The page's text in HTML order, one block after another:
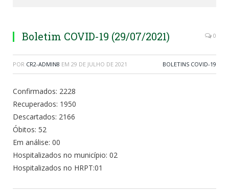
Boletim COVID-19 (29/07/2021) 0
POR CR2-ADMIN8 EM 29 DE JULHO DE 2021 BOLETINS COVID-19
Confirmados: 2228
Recuperados: 1950
Descartados: 2166
Óbitos: 52
Em análise: 00
Hospitalizados no município: 02
Hospitalizados no HRPT:01